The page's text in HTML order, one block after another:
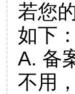
若您
如下：
A. 备
不用